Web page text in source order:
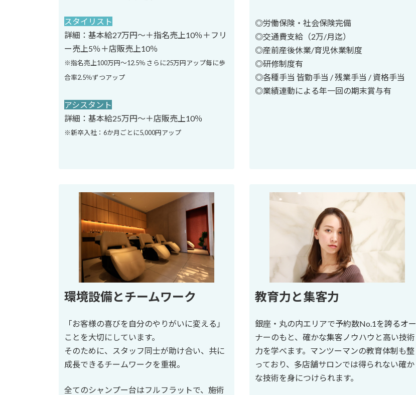
スタイリスト
詳細：基本給27万円〜＋指名売上10％＋フリ
ー売上5％＋店販売上10％
※指名売上100万円～12.5％ さらに25万円アップ毎に歩
合率2.5％ずつアップ
アシスタント
詳細：基本給25万円〜＋店販売上10％
※新卒入社：6か月ごとに5,000円アップ
◎労働保険・社会保険完備
◎交通費支給（2万/月迄）
◎産前産後休業/育児休業制度
◎研修制度有
◎各種手当 皆勤手当 / 残業手当 / 資格手当
◎業績連動による年一回の期末賞与有
環境設備とチームワーク
「お客様の喜びを自分のやりがいに変える」
ことを大切にしています。
そのために、スタッフ同士が助け合い、共に
成長できるチームワークを重視。
全てのシャンプー台はフルフラットで、施術
教育力と集客力
銀座・丸の内エリアで予約数No.1を誇るオー
ナーのもと、確かな集客ノウハウと高い技術
力を学べます。マンツーマンの教育体制も整
っており、多店舗サロンでは得られない確か
な技術を身につけられます。